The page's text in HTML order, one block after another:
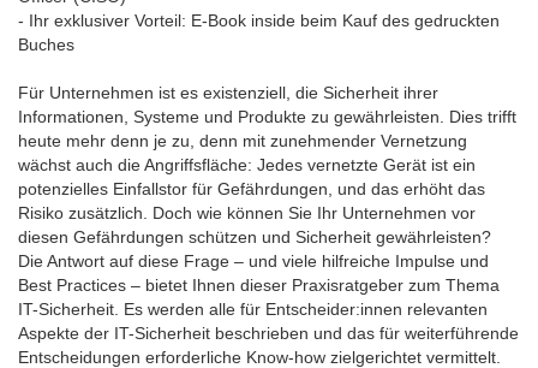
- Ihr exklusiver Vorteil: E-Book inside beim Kauf des gedruckten
Buches
Für Unternehmen ist es existenziell, die Sicherheit ihrer
Informationen, Systeme und Produkte zu gewährleisten. Dies trifft
heute mehr denn je zu, denn mit zunehmender Vernetzung
wächst auch die Angriffsfläche: Jedes vernetzte Gerät ist ein
potenzielles Einfallstor für Gefährdungen, und das erhöht das
Risiko zusätzlich. Doch wie können Sie Ihr Unternehmen vor
diesen Gefährdungen schützen und Sicherheit gewährleisten?
Die Antwort auf diese Frage – und viele hilfreiche Impulse und
Best Practices – bietet Ihnen dieser Praxisratgeber zum Thema
IT-Sicherheit. Es werden alle für Entscheider:innen relevanten
Aspekte der IT-Sicherheit beschrieben und das für weiterführende
Entscheidungen erforderliche Know-how zielgerichtet vermittelt.